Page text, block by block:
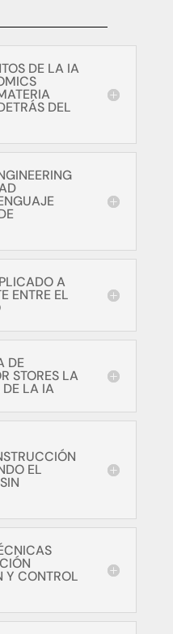
DE LA IA
DEL
A
ENTRE EL
DE
STORES LA
LA IA
EL
Y CONTROL